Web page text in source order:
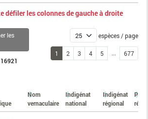
défiler les colonnes de gauche à droite
les
16921
espèces / page
1 2 3 4 5 ... 677
Nom
vernaculaire
Indigénat
national
Indigénat
régional